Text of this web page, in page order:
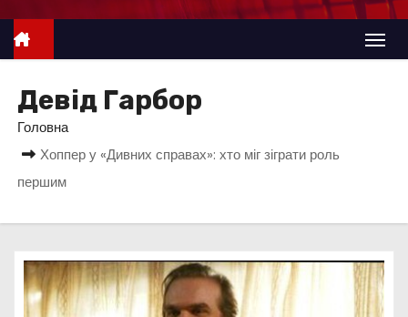
е
Девід Гарбор
Головна
Хоппер у «Дивних справах»: хто міг зіграти роль
першим